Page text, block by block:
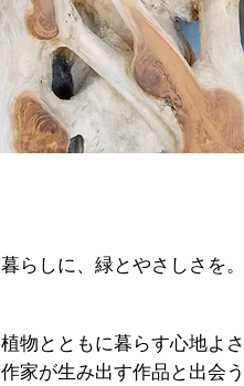
暮らしに、緑とやさしさを。
植物とともに暮らす心地よさ
作家が生み出す作品と出会う